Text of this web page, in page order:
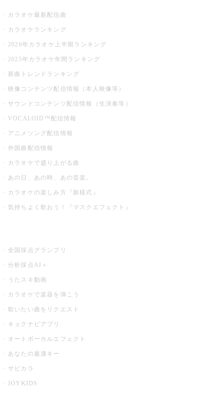
カラオケ最新配信曲
カラオケランキング
2026年カラオケ上半期ランキング
2025年カラオケ年間ランキング
新曲トレンドランキング
映像コンテンツ配信情報（本人映像等）
サウンドコンテンツ配信情報（生演奏等）
VOCALOID™配信情報
アニメソング配信情報
外国曲配信情報
カラオケで盛り上がる曲
あの日、あの時、あの音楽。
カラオケの楽しみ方『新様式』
気持ちよく歌おう！『マスクエフェクト』
全国採点グランプリ
分析採点AI＋
うたスキ動画
カラオケで楽器を弾こう
歌いたい曲をリクエスト
キョクナビアプリ
オートボーカルエフェクト
あなたの最適キー
サビカラ
JOYKIDS